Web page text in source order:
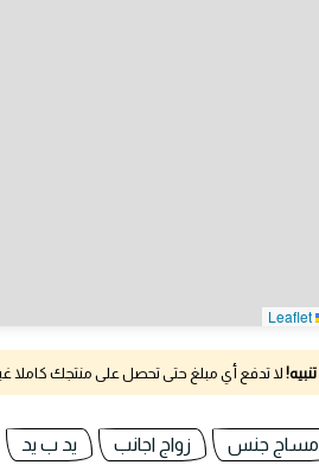
تنبيه! لا تدفع أي مبلغ حتى تحصل على منتجك كاملا
مساج جنس زواج اجانب يد ب يد